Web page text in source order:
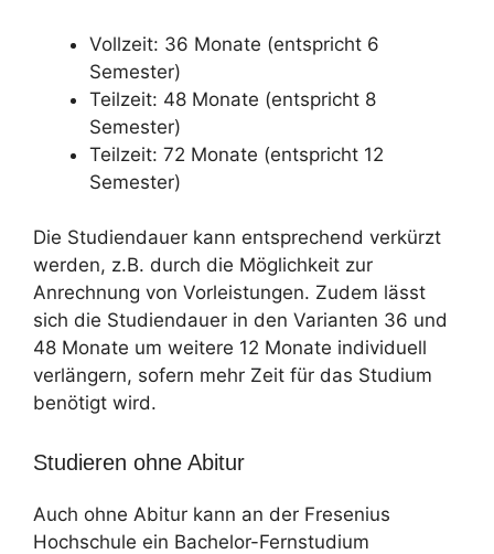
Vollzeit: 36 Monate (entspricht 6
Semester)
Teilzeit: 48 Monate (entspricht 8
Semester)
Teilzeit: 72 Monate (entspricht 12
Semester)
Die Studiendauer kann entsprechend verkürzt
werden, z.B. durch die Möglichkeit zur
Anrechnung von Vorleistungen. Zudem lässt
sich die Studiendauer in den Varianten 36 und
48 Monate um weitere 12 Monate individuell
verlängern, sofern mehr Zeit für das Studium
benötigt wird.
Studieren ohne Abitur
Auch ohne Abitur kann an der Fresenius
Hochschule ein Bachelor-Fernstudium